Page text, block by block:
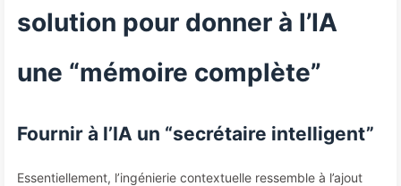
solution pour donner à l’IA
une “mémoire complète”
Fournir à l’IA un “secrétaire intelligent”
Essentiellement, l’ingénierie contextuelle ressemble à l’ajout